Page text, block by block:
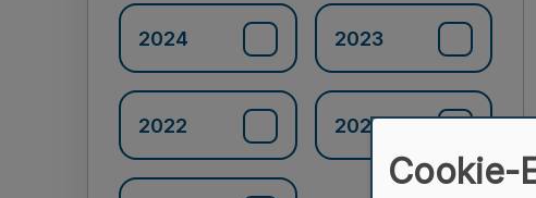
2024 2023
2022 2021
Cookie-